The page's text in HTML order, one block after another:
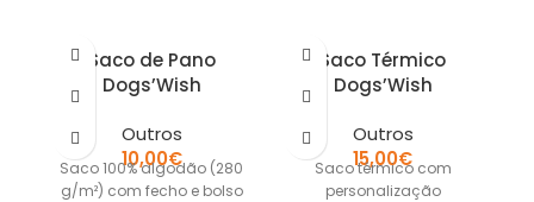
Saco de Pano
Dogs’Wish
Outros
10,00€
Saco 100% algodão (280
g/m²) com fecho e bolso
Saco Térmico
Dogs’Wish
Outros
15,00€
Saco térmico com
personalização